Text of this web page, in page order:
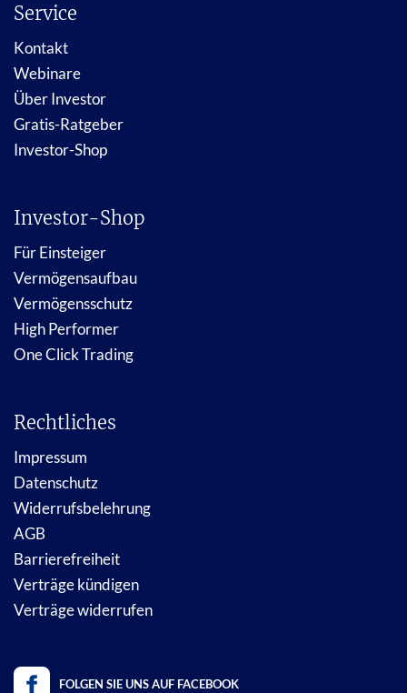
Service
Kontakt
Webinare
Über Investor
Gratis-Ratgeber
Investor-Shop
Investor-Shop
Für Einsteiger
Vermögensaufbau
Vermögensschutz
High Performer
One Click Trading
Rechtliches
Impressum
Datenschutz
Widerrufsbelehrung
AGB
Barrierefreiheit
Verträge kündigen
Verträge widerrufen
FOLGEN SIE UNS AUF FACEBOOK